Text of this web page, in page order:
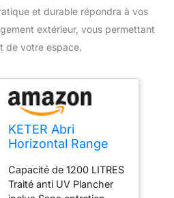
et durable répondra à vos
extérieur, vous permettant
de votre espace.
KETER Abri
Horizontal Range
1200 litres - Beige
Capacité de 1200 LITRES
Traité anti UV Plancher